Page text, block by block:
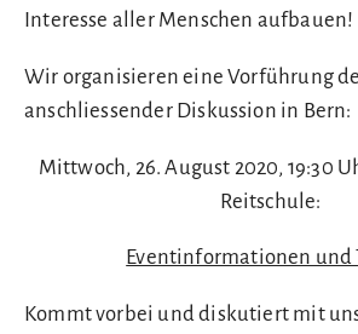
Interesse aller Menschen aufbauen!
Wir organisieren eine Vorführung
anschliessender Diskussion in Bern:
Mittwoch, 26. August 2020, 19:30
Reitschule:
Eventinformationen und
Kommt vorbei und diskutiert mit